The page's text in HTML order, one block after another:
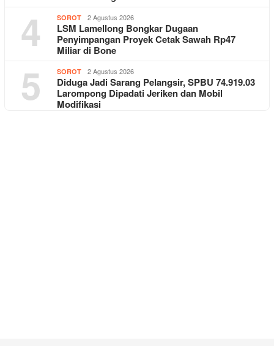
4 SOROT 2 Agustus 2026
LSM Lamellong Bongkar Dugaan
Penyimpangan Proyek Cetak Sawah Rp47
Miliar di Bone
5 SOROT 2 Agustus 2026
Diduga Jadi Sarang Pelangsir, SPBU 74.919.03
Larompong Dipadati Jeriken dan Mobil
Modifikasi